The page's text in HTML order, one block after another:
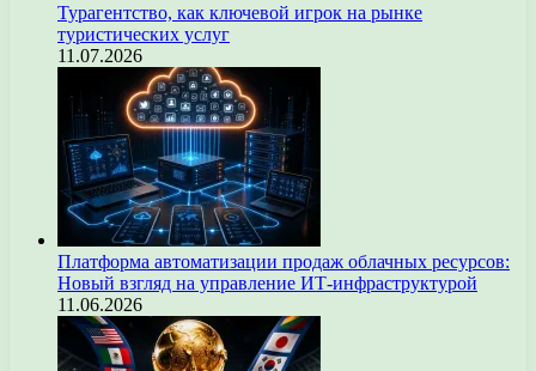
Турагентство, как ключевой игрок на рынке
туристических услуг
11.07.2026
Платформа автоматизации продаж облачных ресурсов:
Новый взгляд на управление ИТ-инфраструктурой
11.06.2026